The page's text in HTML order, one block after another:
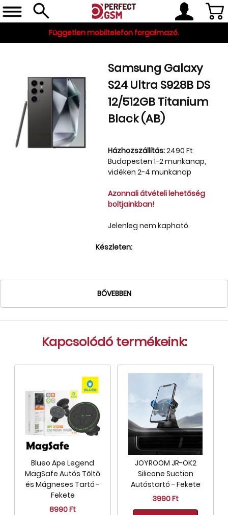
Független mobiltelefon forgalmazó.
Samsung Galaxy
S24 Ultra S928B DS
12/512GB Titanium
Black (AB)
Házhozszállítás:2490 Ft
Budapesten 1-2 munkanap,
vidéken 2-4 munkanap
Azonnali átvételi lehetőség
boltjainkban!
Jelenleg nem kapható.
Készleten:
BŐVEBBEN
Kapcsolódó termékeink:
Blueo Ape Legend
MagSafe Autós Töltő
és Mágneses Tartó -
Fekete
8990 Ft
JOYROOM JR-OK2
Silicone Suction
Autóstartó - Fekete
3990 Ft
Telefon, tablet, okosóra
Tok, kábel, töltő, tartó
Szállítás, fizetés, garancia
Cégünkről, elérhetőségek